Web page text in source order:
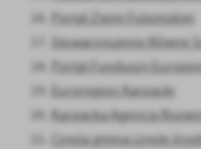
treści w postaci wiadomości,
Portal Ziemi Futomskiej
Stowarzyszenie Równe
Portal Funduszy
Euroregion Karpacki
Karpacka Agencja
Czysta gmina czyste